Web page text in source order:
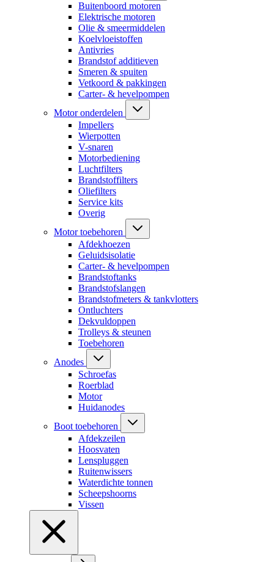
Buitenboord motoren
Elektrische motoren
Olie & smeermiddelen
Koelvloeistoffen
Antivries
Brandstof additieven
Smeren & spuiten
Vetkoord & pakkingen
Carter- & hevelpompen
Motor onderdelen
Impellers
Wierpotten
V-snaren
Motorbediening
Luchtfilters
Brandstoffilters
Oliefilters
Service kits
Overig
Motor toebehoren
Afdekhoezen
Geluidsisolatie
Carter- & hevelpompen
Brandstoftanks
Brandstofslangen
Brandstofmeters & tankvlotters
Ontluchters
Dekvuldoppen
Trolleys & steunen
Toebehoren
Anodes
Schroefas
Roerblad
Motor
Huidanodes
Boot toebehoren
Afdekzeilen
Hoosvaten
Lenspluggen
Ruitenwissers
Waterdichte tonnen
Scheepshoorns
Vissen